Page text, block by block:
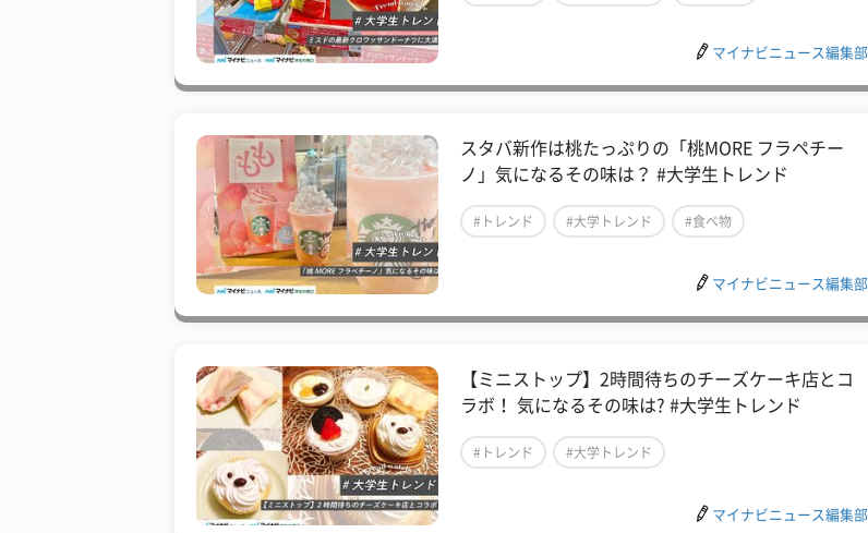
マイナビニュース編集部
スタバ新作は桃たっぷりの「桃MORE フラペチー
ノ」気になるその味は？ #大学生トレンド
#トレンド #大学トレンド #食べ物
マイナビニュース編集部
【ミニストップ】2時間待ちのチーズケーキ店とコ
ラボ！ 気になるその味は? #大学生トレンド
#トレンド #大学トレンド
マイナビニュース編集部